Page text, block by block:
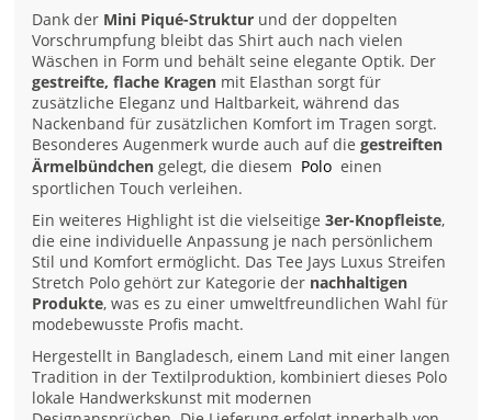
Dank der Mini Piqué-Struktur und der doppelten
Vorschrumpfung bleibt das Shirt auch nach vielen
Wäschen in Form und behält seine elegante Optik. Der
gestreifte, flache Kragen mit Elasthan sorgt für
zusätzliche Eleganz und Haltbarkeit, während das
Nackenband für zusätzlichen Komfort im Tragen sorgt.
Besonderes Augenmerk wurde auch auf diegestreiften
Ärmelbündchen gelegt, die diesem Polo einen
sportlichen Touch verleihen.
Ein weiteres Highlight ist die vielseitige3er-Knopfleiste,
die eine individuelle Anpassung je nach persönlichem
Stil und Komfort ermöglicht. Das Tee Jays Luxus Streifen
Stretch Polo gehört zur Kategorie der nachhaltigen
Produkte, was es zu einer umweltfreundlichen Wahl für
modebewusste Profis macht.
Hergestellt in Bangladesch, einem Land mit einer langen
Tradition in der Textilproduktion, kombiniert dieses Polo
lokale Handwerkskunst mit modernen